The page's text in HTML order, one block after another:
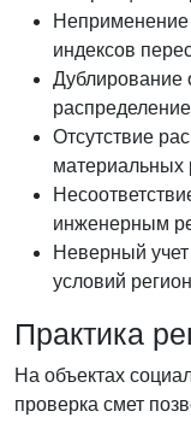
индексов
Дублирование
Отсутствие
материальных
инженерным
Неверный учет
условий
Практика
На объектах
проверка смет